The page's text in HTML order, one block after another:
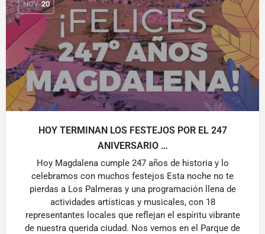
NOV 20
HOY TERMINAN LOS FESTEJOS POR EL 247
ANIVERSARIO …
Hoy Magdalena cumple 247 años de historia y lo
celebramos con muchos festejos Esta noche no te
pierdas a Los Palmeras y una programación llena de
actividades artísticas y musicales, con 18
representantes locales que reflejan el espíritu vibrante
de nuestra querida ciudad. Nos vemos en el Parque de